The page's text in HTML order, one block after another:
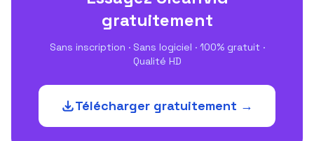
gratuitement
Sans inscription · Sans logiciel · 100% gratuit ·
Qualité HD
Télécharger gratuitement →